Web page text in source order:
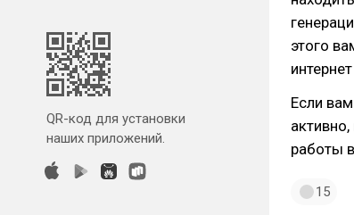
QR-код для установки
наших приложений.
этого
Если
работы в
15